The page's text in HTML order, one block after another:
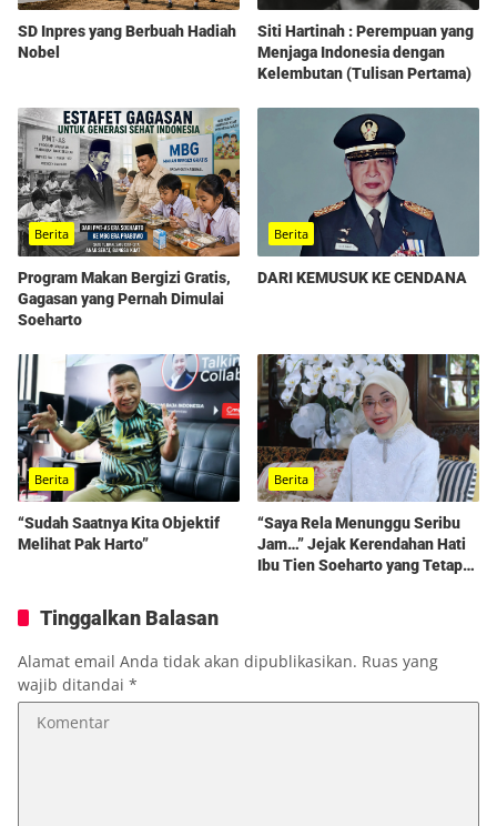
SD Inpres yang Berbuah Hadiah
Nobel
Siti Hartinah : Perempuan yang
Menjaga Indonesia dengan
Kelembutan (Tulisan Pertama)
Berita
Program Makan Bergizi Gratis,
Gagasan yang Pernah Dimulai
Soeharto
Berita
DARI KEMUSUK KE CENDANA
Berita
“Sudah Saatnya Kita Objektif
Melihat Pak Harto”
Berita
“Saya Rela Menunggu Seribu
Jam…” Jejak Kerendahan Hati
Ibu Tien Soeharto yang Tetap
Tinggalkan Balasan
Alamat email Anda tidak akan dipublikasikan. Ruas yang
wajib ditandai *